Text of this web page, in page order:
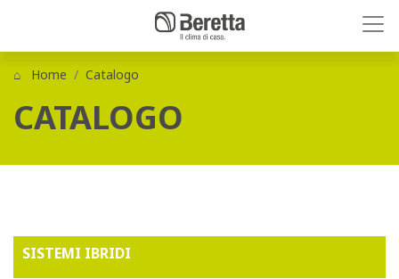
Home Catalogo
CATALOGO
SISTEMI IBRIDI